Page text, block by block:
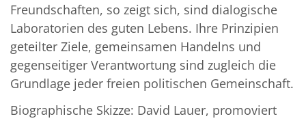
Freundschaften, so zeigt sich, sind dialogische
Laboratorien des guten Lebens. Ihre Prinzipien
geteilter Ziele, gemeinsamen Handelns und
gegenseitiger Verantwortung sind zugleich die
Grundlage jeder freien politischen Gemeinschaft.
Biographische Skizze: David Lauer, promoviert